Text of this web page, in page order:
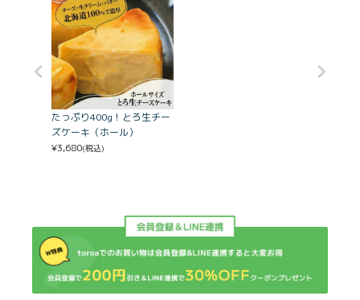
たっぷり400g！とろ生チー
ズケーキ（ホール）
¥3,680(税込)